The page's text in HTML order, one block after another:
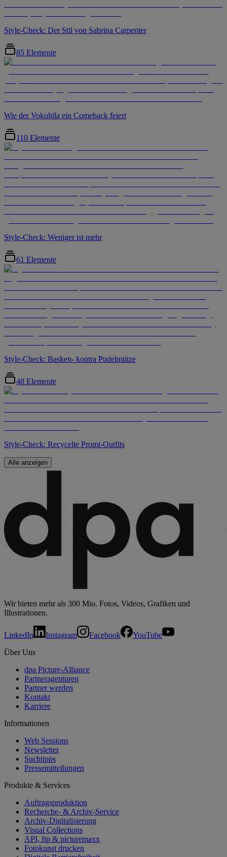
Style-Check: Der Stil von Sabrina Carpenter
85 Elemente
Wie der Vokuhila ein Comeback feiert
110 Elemente
Style-Check: Weniger ist mehr
61 Elemente
Style-Check: Basken- kontra Pudelmütze
48 Elemente
Style-Check: Recycelte Promi-Outfits
Alle anzeigen
Wir bieten mehr als 300 Mio. Fotos, Videos, Grafiken und
Illustrationen.
LinkedIn Instagram Facebook
YouTube
Über Uns
dpa Picture-Alliance
Partneragenturen
Partner werden
Kontakt
Karriere
Informationen
Web Sessions
Newsletter
Suchtipps
Pressemitteilungen
Produkte & Services
Auftragsproduktion
Recherche- & Archiv-Service
Archiv-Digitalisierung
Visual Collections
API, ftp & picturemaxx
Fotokunst drucken